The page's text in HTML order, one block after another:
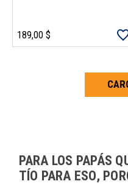
189,00 $
PARA LOS PAPÁS
TÍO PARA ESO,